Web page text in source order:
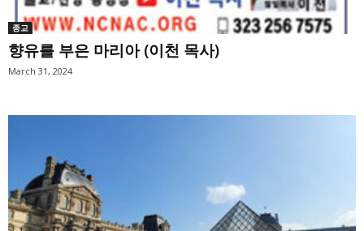
종교
향유를 부은 마리아 (이천 목사)
March 31, 2024